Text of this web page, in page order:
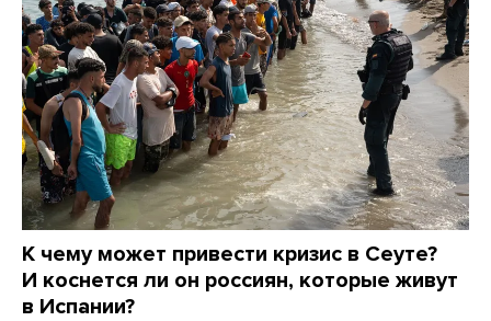
К чему может привести кризис в Сеуте?
И коснется ли он россиян, которые живут
в Испании?